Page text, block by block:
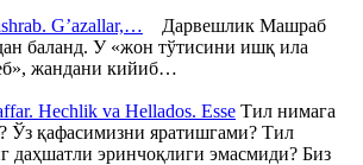
G’azallar,… Дарвешлик Машраб
баланд. У «жон тўтисини ишқ ила
жандани кийиб…
Hechlik va Hellados. Esse Тил нимага
Ўз қафасимизни яратишгами? Тил
даҳшатли эринчоқлиги эмасмиди? Биз